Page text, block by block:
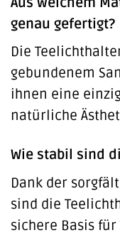
genau gefertigt?
Die
gebundenem
ihnen eine
natürliche
Wie stabil sind
Dank der
sind die
sichere Basis